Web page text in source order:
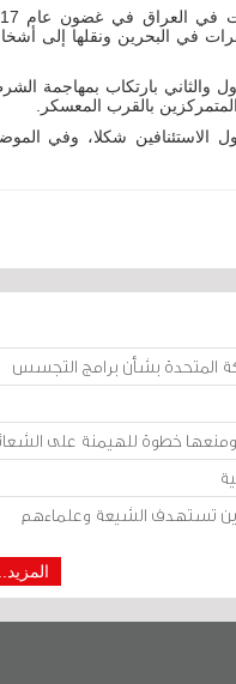
فإن المتهمين الأول والثالث خضعا
في البحرين ونقلها إلى
والثاني بارتكاب بمهاجمة
الاستئنافين شكلا، وفي
المتحدة بشأن برامج التجسس
ومنعها خطوة للهيمنة على
تستهدف الشيعة وعلماءهم
المزيد...